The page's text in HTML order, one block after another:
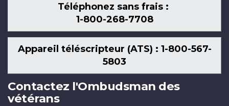
Téléphonez sans frais :
1-800-268-7708
Appareil téléscripteur (ATS) : 1-800-567-
5803
Contactez l'Ombudsman des
vétérans